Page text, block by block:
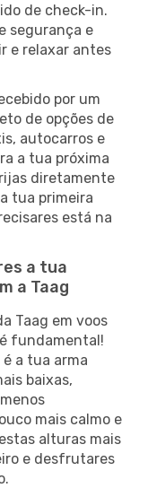
de check-in.
segurança e
e relaxar antes
por um
de opções de
autocarros e
a tua próxima
diretamente
tua primeira
está na
a tua
a Taag
Taag em voos
fundamental!
a tua arma
baixas,
mais calmo e
alturas mais
e desfrutares